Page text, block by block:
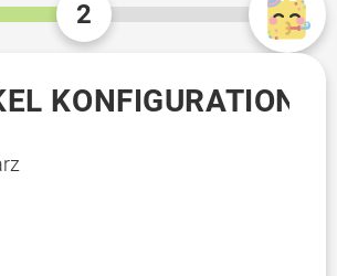
2
KONFIGURATION